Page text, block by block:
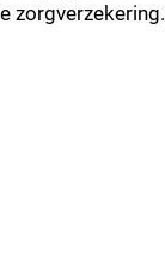
zorgverzekering.